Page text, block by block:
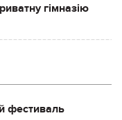
гімназію
фестиваль